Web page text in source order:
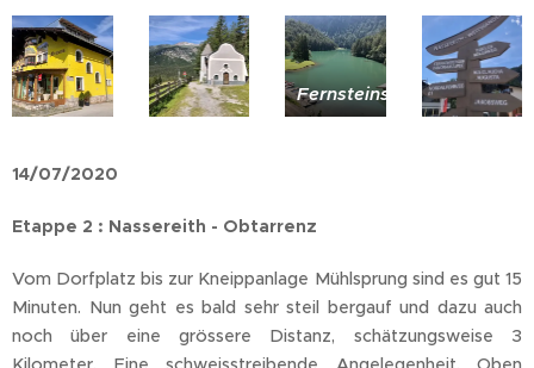
Fernsteinsee
14/07/2020
Etappe 2 : Nassereith - Obtarrenz
Vom Dorfplatz bis zur Kneippanlage Mühlsprung sind es gut 15
Minuten. Nun geht es bald sehr steil bergauf und dazu auch
noch über eine grössere Distanz, schätzungsweise 3